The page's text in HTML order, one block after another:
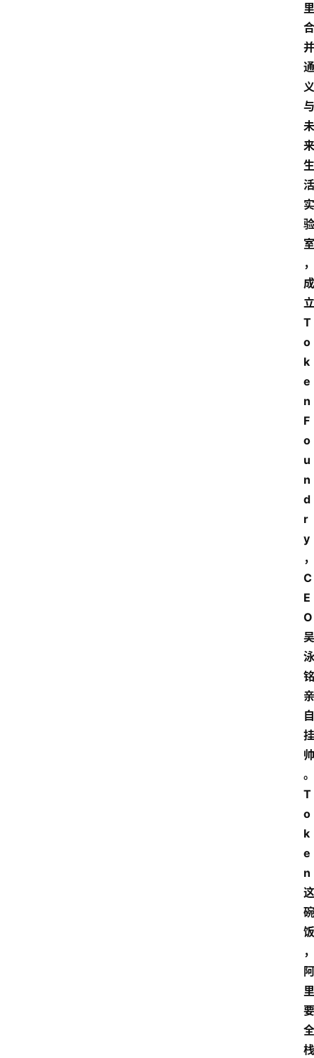
里
合
并
通
义
与
未
来
生
活
实
验
室
，
成
立
T
o
k
e
n
F
o
u
n
d
r
y
，
C
E
O
吴
泳
铭
亲
自
挂
帅
。
T
o
k
e
n
这
碗
饭
，
阿
里
要
全
栈